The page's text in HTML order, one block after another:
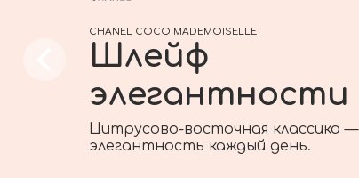
CHANEL COCO MADEMOISELLE
Шлейф
элегантности
Цитрусово-восточная классика —
элегантность каждый день.